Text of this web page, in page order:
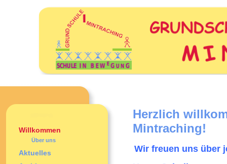
Willkommen
Über uns
Aktuelles
Herzlich
Mintraching!
Wir freuen uns über